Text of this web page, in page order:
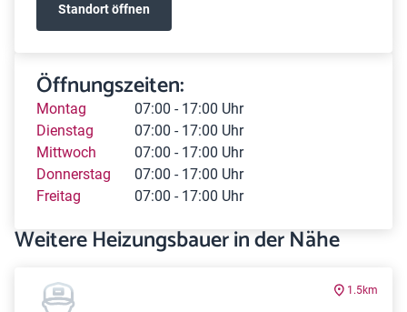
Standort öffnen
Öffnungszeiten:
Montag
07:00 - 17:00 Uhr
Dienstag
07:00 - 17:00 Uhr
Mittwoch
07:00 - 17:00 Uhr
Donnerstag
07:00 - 17:00 Uhr
Freitag
07:00 - 17:00 Uhr
Weitere Heizungsbauer in der Nähe
1.5km